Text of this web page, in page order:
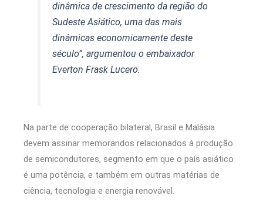
dinâmica de crescimento da região do
Sudeste Asiático, uma das mais
dinâmicas economicamente deste
século”, argumentou o embaixador
Everton Frask Lucero.
Na parte de cooperação bilateral, Brasil e Malásia
devem assinar memorandos relacionados à produção
de semicondutores, segmento em que o país asiático
é uma potência, e também em outras matérias de
ciência, tecnologia e energia renovável.